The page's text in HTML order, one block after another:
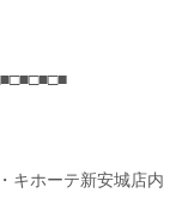
キホーテ新安城店内